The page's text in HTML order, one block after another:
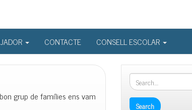
CONTACTE CONSELL ESCOLAR
grup de famílies ens vam